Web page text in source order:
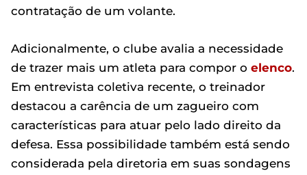
contratação de um volante.
Adicionalmente, o clube avalia a necessidade
de trazer mais um atleta para compor o elenco.
Em entrevista coletiva recente, o treinador
destacou a carência de um zagueiro com
características para atuar pelo lado direito da
defesa. Essa possibilidade também está sendo
considerada pela diretoria em suas sondagens